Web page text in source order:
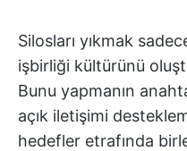
Silosları yıkmak
işbirliği kültürünü
Bunu yapmanın
açık iletişimi
hedefler etrafında